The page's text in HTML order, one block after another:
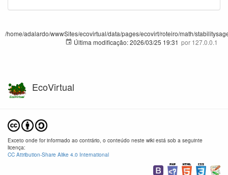
/home/adalardo/wwwSites/ecovirtual/data/pages/ecovirt/roteiro/math/
Última modificação:2026/03/25 19:31 por 127.0.0.1
EcoVirtual
Exceto onde for informado ao contrário, o conteúdo neste wiki está sob a seguinte
licença:
CC Attribution-Share Alike 4.0 International